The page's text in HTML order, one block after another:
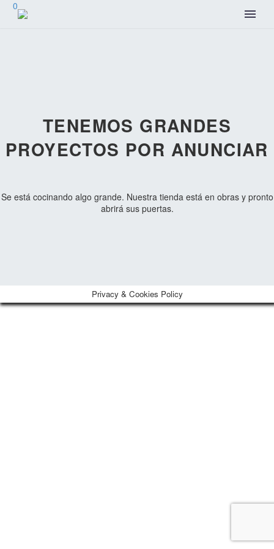
0
TENEMOS GRANDES
PROYECTOS POR ANUNCIAR
Se está cocinando algo grande. Nuestra tienda está en obras y pronto
abrirá sus puertas.
Privacy & Cookies Policy